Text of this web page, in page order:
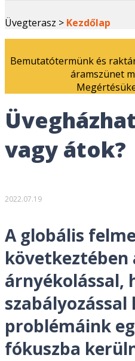
Üvegterasz > Kezdőlap
Bemutatótermünk és
áramszünet
vagy átok?
2022.07.19
A globális
következtében
árnyékolással,
problémáink
fókuszba